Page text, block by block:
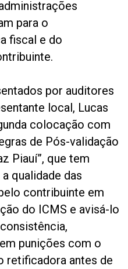
para o
fiscal e do
por auditores
local, Lucas
colocação com
de Pós-validação
Piauí”, que tem
qualidade das
contribuinte em
do ICMS e avisá-lo
punições com o
retificadora antes de